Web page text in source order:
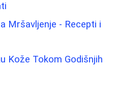
Mršavljenje - Recepti i
Kože Tokom Godišnjih